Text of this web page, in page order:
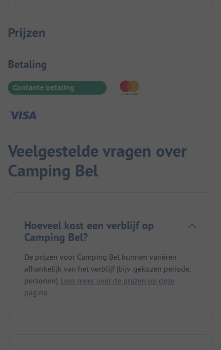
Prijzen
Betaalinformatie
Betaling
Contante betaling
Veelgestelde vragen over
Camping Bel
Hoeveel kost een verblijf op
Camping Bel?
De prijzen voor Camping Bel kunnen variëren
afhankelijk van het verblijf (bijv. gekozen periode,
personen). Lees meer over de prijzen op deze
pagina.